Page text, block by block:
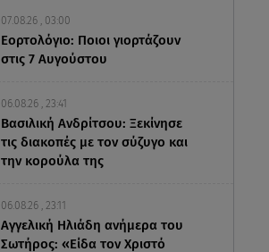
07.08.26 , 03:00
Εορτολόγιο: Ποιοι γιορτάζουν
στις 7 Αυγούστου
06.08.26 , 23:41
Βασιλική Ανδρίτσου: Ξεκίνησε
τις διακοπές με τον σύζυγο και
την κορούλα της
06.08.26 , 23:11
Αγγελική Ηλιάδη ανήμερα του
Σωτήρος: «Είδα τον Χριστό